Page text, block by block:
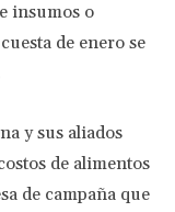
insumos o
de enero se
y sus aliados
de alimentos
de campaña que